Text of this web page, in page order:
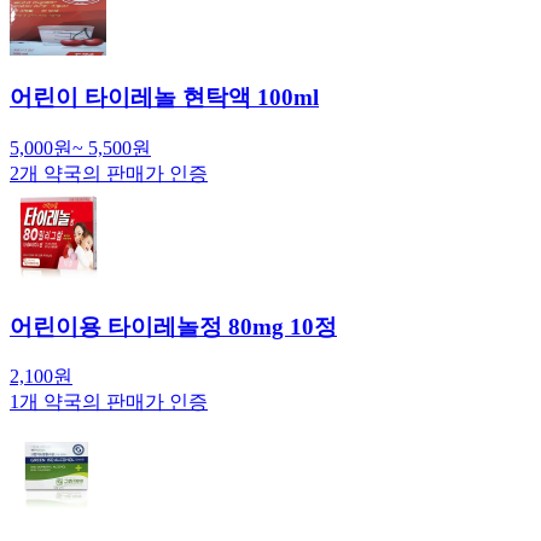
어린이 타이레놀 현탁액 100ml
5,000원~ 5,500원
2개 약국의 판매가 인증
어린이용 타이레놀정 80mg 10정
2,100원
1개 약국의 판매가 인증